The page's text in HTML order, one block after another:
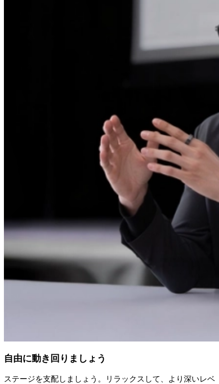
自由に動き回りましょう
ステージを支配しましょう。リラックスして、より深いレベ